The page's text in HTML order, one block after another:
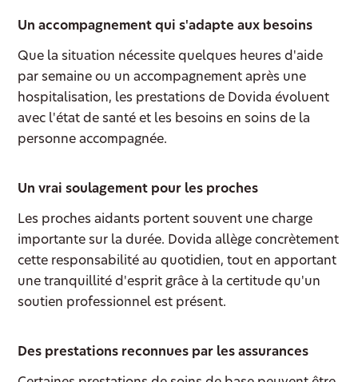
Un accompagnement qui s'adapte aux besoins
Que la situation nécessite quelques heures d'aide
par semaine ou un accompagnement après une
hospitalisation, les prestations de Dovida évoluent
avec l'état de santé et les besoins en soins de la
personne accompagnée.
Un vrai soulagement pour les proches
Les proches aidants portent souvent une charge
importante sur la durée. Dovida allège concrètement
cette responsabilité au quotidien, tout en apportant
une tranquillité d'esprit grâce à la certitude qu'un
soutien professionnel est présent.
Des prestations reconnues par les assurances